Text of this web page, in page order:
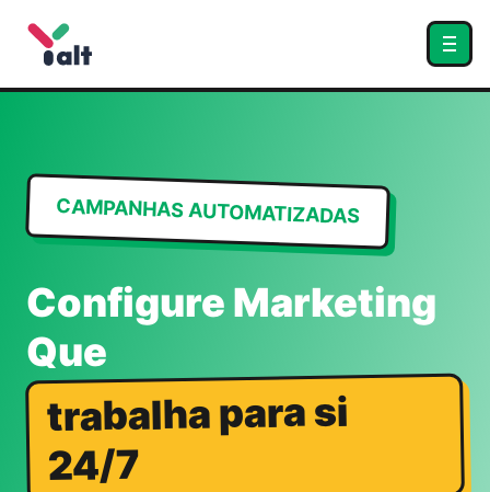
CAMPANHAS AUTOMATIZADAS
Configure Marketing
Que
trabalha para si
24/7